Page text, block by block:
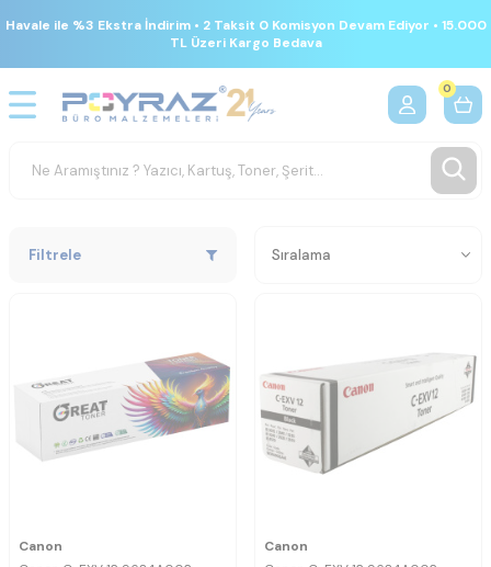
Havale ile %3 Ekstra İndirim • 2 Taksit 0 Komisyon Devam Ediyor • 15.000
TL Üzeri Kargo Bedava
0
Filtrele
Canon
Canon